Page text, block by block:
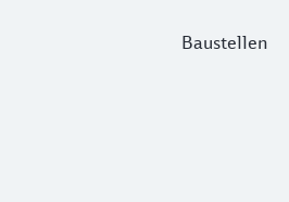
Baustellen